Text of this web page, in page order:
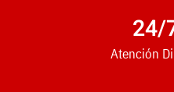
Atención
24/